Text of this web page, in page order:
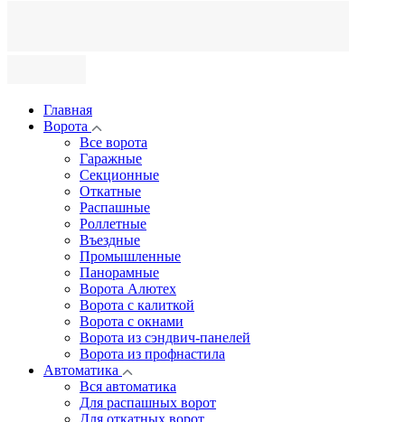
Главная
Ворота
Все ворота
Гаражные
Секционные
Откатные
Распашные
Роллетные
Въездные
Промышленные
Панорамные
Ворота Алютех
Ворота с калиткой
Ворота c окнами
Ворота из сэндвич-панелей
Ворота из профнастила
Автоматика
Вся автоматика
Для распашных ворот
Для откатных ворот